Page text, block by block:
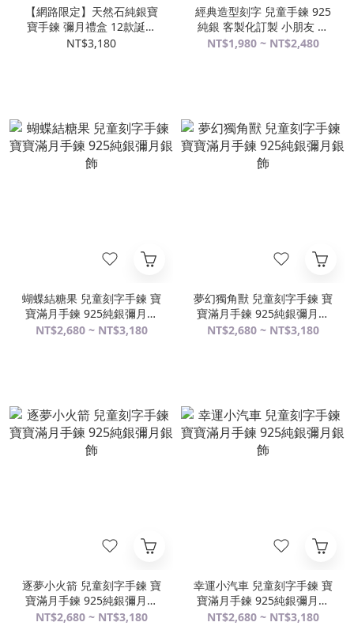
【網路限定】天然石純銀寶
寶手鍊 彌月禮盒 12款誕生
石設計 新生兒/兒童生日祝福
NT$3,180
經典造型刻字 兒童手鍊 925
純銀 客製化訂製 小朋友 寶
寶手鍊 親子銀飾
NT$1,980 ~ NT$2,480
蝴蝶結糖果 兒童刻字手鍊 寶
寶滿月手鍊 925純銀彌月銀
飾
NT$2,680 ~ NT$3,180
夢幻獨角獸 兒童刻字手鍊 寶
寶滿月手鍊 925純銀彌月銀
飾
NT$2,680 ~ NT$3,180
逐夢小火箭 兒童刻字手鍊 寶
寶滿月手鍊 925純銀彌月銀
飾
NT$2,680 ~ NT$3,180
幸運小汽車 兒童刻字手鍊 寶
寶滿月手鍊 925純銀彌月銀
飾
NT$2,680 ~ NT$3,180